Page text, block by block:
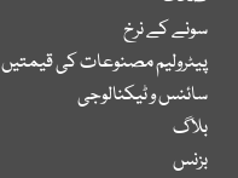
سونے کے نرخ
پیٹرولیم مصنوعات کی قیمتیں
سائنس و ٹیکنالوجی
بلاگ
بزنس